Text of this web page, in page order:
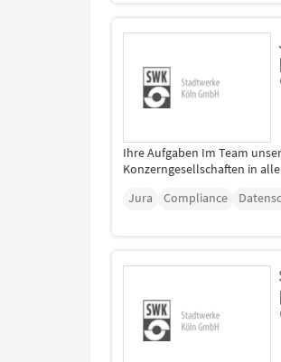
Ihre Aufgaben Im Team
Konzerngesellschaften in
Jura
Compliance